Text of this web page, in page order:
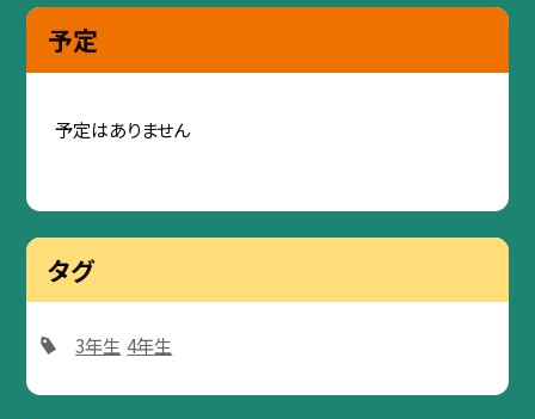
予定
予定はありません
タグ
3年生 4年生